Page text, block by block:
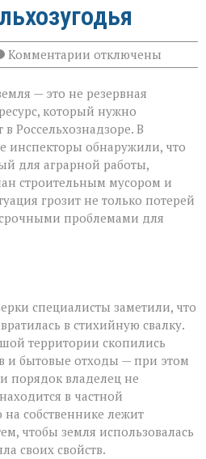
Комментарии к
записи
не
должна
превращаться
в
свалку»:
в
Семикаракорском
районе
захламили
сельхозугодья
отключены
— это не резервная
который нужно
Россельхознадзоре. В
инспекторы обнаружили, что
для аграрной работы,
строительным мусором и
грозит не только потерей
проблемами для
специалисты заметили, что
в стихийную свалку.
территории скопились
и бытовые отходы — при этом
порядок владелец не
в частной
собственнике лежит
чтобы земля использовалась
своих свойств.